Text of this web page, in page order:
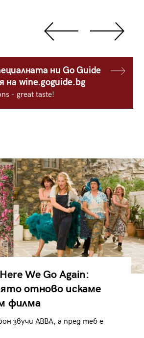
ни Go Guide
на wine.goguide.bg
- great taste!
We Go Again:
отново искаме
филма
звучи ABBA, а пред теб е